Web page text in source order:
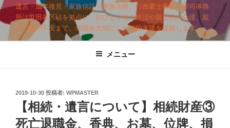
遺言・成年後見・家族信託・家族法務。行政書士長谷川憲司事務
所は世田谷区砧を拠点に、おひとり様の終活や親世代の介護、親
なき後の不安まで、傾聴を大切にした法的支援を提供します。
メニュー
投
2019-10-30 投稿者: WPMASTER
【相続・遺言について】相続財産③
死亡退職金、香典、お墓、位牌、損